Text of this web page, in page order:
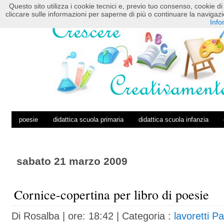
HOME POSTS RSS COMMENTS RSS
poesie didattica scuola primaria didattica scuola infanzia
sabato 21 marzo 2009
Cornice-copertina per libro di poesie
Di Rosalba| ore: 18:42 | Categoria : lavoretti
Questo sito utilizza i cookie tecnici e, previo tuo consenso, cookie
cliccare sulle informazioni per saperne di più o continuare la